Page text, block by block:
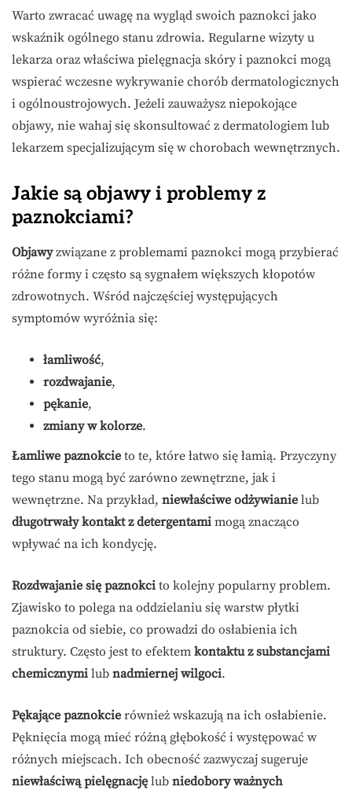
Warto zwracać uwagę na wygląd swoich paznokci jako
wskaźnik ogólnego stanu zdrowia. Regularne wizyty u
lekarza oraz właściwa pielęgnacja skóry i paznokci mogą
wspierać wczesne wykrywanie chorób dermatologicznych
i ogólnoustrojowych. Jeżeli zauważysz niepokojące
objawy, nie wahaj się skonsultować z dermatologiem lub
lekarzem specjalizującym się w chorobach wewnętrznych.
Jakie są objawy i problemy z
paznokciami?
Objawyzwiązane z problemami paznokci mogą przybierać
różne formy i często są sygnałem większych kłopotów
zdrowotnych. Wśród najczęściej występujących
symptomów wyróżnia się:
łamliwość,
rozdwajanie,
pękanie,
zmiany w kolorze.
Łamliwe paznokcie to te, które łatwo się łamią. Przyczyny
tego stanu mogą być zarówno zewnętrzne, jak i
wewnętrzne. Na przykład, niewłaściwe odżywianie lub
długotrwały kontakt z detergentami mogą znacząco
wpływać na ich kondycję.
Rozdwajanie się paznokci to kolejny popularny problem.
Zjawisko to polega na oddzielaniu się warstw płytki
paznokcia od siebie, co prowadzi do osłabienia ich
struktury. Często jest to efektem kontaktu z substancjami
chemicznymi lub nadmiernej wilgoci.
Pękające paznokcie również wskazują na ich osłabienie.
Pęknięcia mogą mieć różną głębokość i występować w
różnych miejscach. Ich obecność zazwyczaj sugeruje
niewłaściwą pielęgnację lub niedobory ważnych